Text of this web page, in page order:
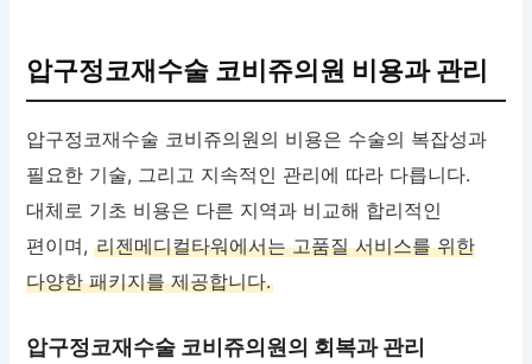
압구정코재수술 코비쥬의원 비용과 관리
압구정코재수술 코비쥬의원의 비용은 수술의 복잡성과
필요한 기술, 그리고 지속적인 관리에 따라 다릅니다.
대체로 기초 비용은 다른 지역과 비교해 합리적인
편이며,리젠메디컬타워에서는 고품질 서비스를 위한
다양한 패키지를 제공합니다.
압구정코재수술 코비쥬의원의 회복과 관리